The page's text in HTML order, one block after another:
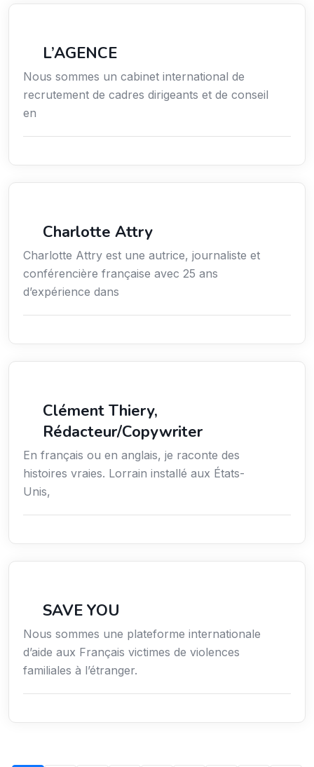
L’AGENCE
Nous sommes un cabinet international de
recrutement de cadres dirigeants et de conseil
en
Charlotte Attry
Charlotte Attry est une autrice, journaliste et
conférencière française avec 25 ans
d’expérience dans
Clément Thiery,
Rédacteur/Copywriter
En français ou en anglais, je raconte des
histoires vraies. Lorrain installé aux États-
Unis,
SAVE YOU
Nous sommes une plateforme internationale
d’aide aux Français victimes de violences
familiales à l’étranger.